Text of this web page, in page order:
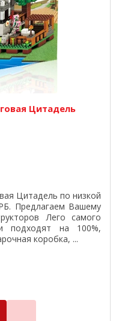
Цитадель
Цитадель по низкой
Предлагаем Вашему
Лего самого
подходят на 100%,
коробка, ...